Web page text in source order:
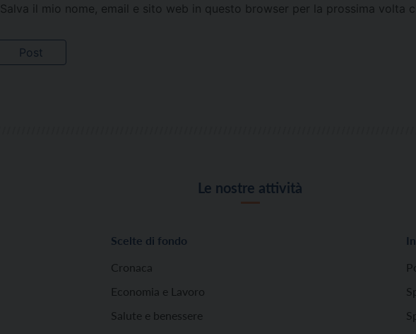
Salva il mio nome, email e sito web in questo browser per la prossima volta
Le nostre attività
Scelte di fondo
Cronaca
Economia e Lavoro
Salute e benessere